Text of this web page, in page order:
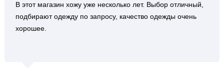
В этот магазин хожу уже несколько лет. Выбор отличный,
подбирают одежду по запросу, качество одежды очень
хорошее.